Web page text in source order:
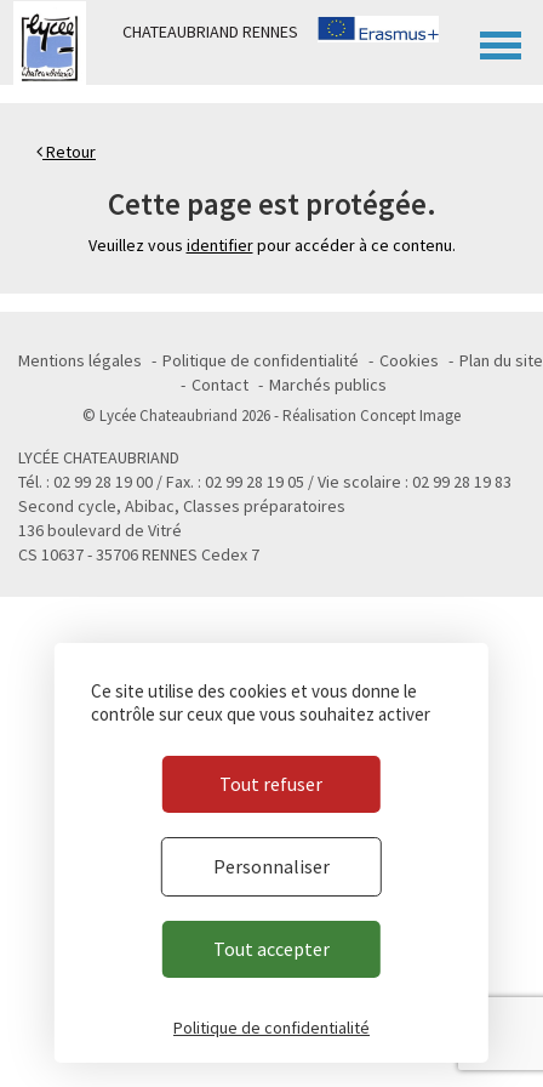
CHATEAUBRIAND RENNES
Retour
Cette page est protégée.
Veuillez vous identifierpour accéder à ce contenu.
Mentions légales Politique de confidentialité Cookies
Plan du site
Contact
Marchés publics
© Lycée Chateaubriand 2026 - Réalisation Concept Image
LYCÉE CHATEAUBRIAND
Tél. : 02 99 28 19 00 / Fax. : 02 99 28 19 05 / Vie scolaire : 02 99 28 19 83
Second cycle, Abibac, Classes préparatoires
136 boulevard de Vitré
CS 10637 - 35706 RENNES Cedex 7
Panneau de gestion des cookies
Ce site utilise des cookies et vous donne le
contrôle sur ceux que vous souhaitez activer
Tout accepter
Tout refuser
Personnaliser
Politique de confidentialité